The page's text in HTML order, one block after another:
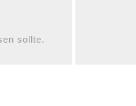
sollte.